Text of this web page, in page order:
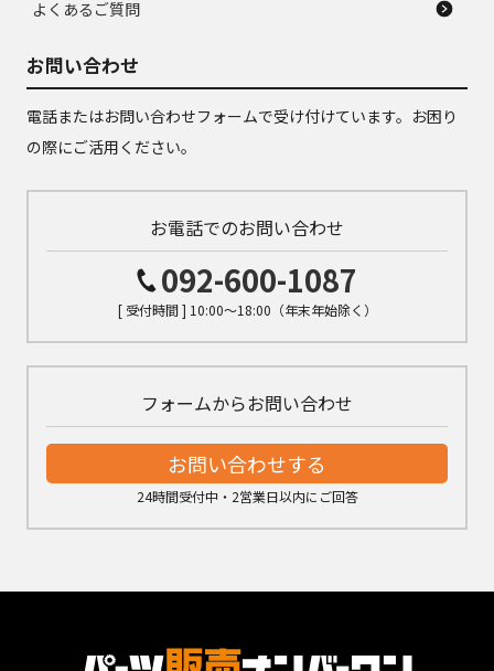
よくあるご質問
お問い合わせ
電話またはお問い合わせフォームで受け付けています。お困り
の際にご活用ください。
お電話でのお問い合わせ
092-600-1087
[ 受付時間 ] 10:00～18:00（年末年始除く）
フォームからお問い合わせ
お問い合わせする
24時間受付中・2営業日以内にご回答